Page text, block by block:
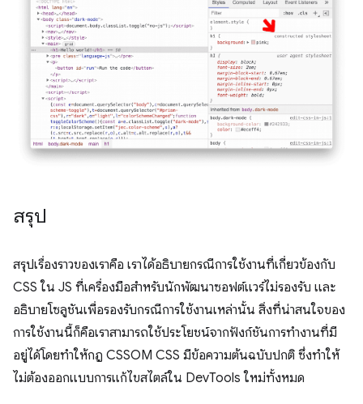
สรุป
สรุปเรื่องราวของเราคือ เราได้อธิบายกรณีการใช้งานที่เกี่ยวข้องกับ
CSS ใน JS ที่เครื่องมือสำหรับนักพัฒนาซอฟต์แวร์ไม่รองรับ และ
อธิบายโซลูชันเพื่อรองรับกรณีการใช้งานเหล่านั้น สิ่งที่น่าสนใจของ
การใช้งานนี้ก็คือเราสามารถใช้ประโยชน์จากฟังก์ชันการทำงานที่มี
อยู่ได้โดยทำให้กฎ CSSOM CSS มีข้อความต้นฉบับปกติ ซึ่งทำให้
ไม่ต้องออกแบบการแก้ไขสไตล์ใน DevTools ใหม่ทั้งหมด